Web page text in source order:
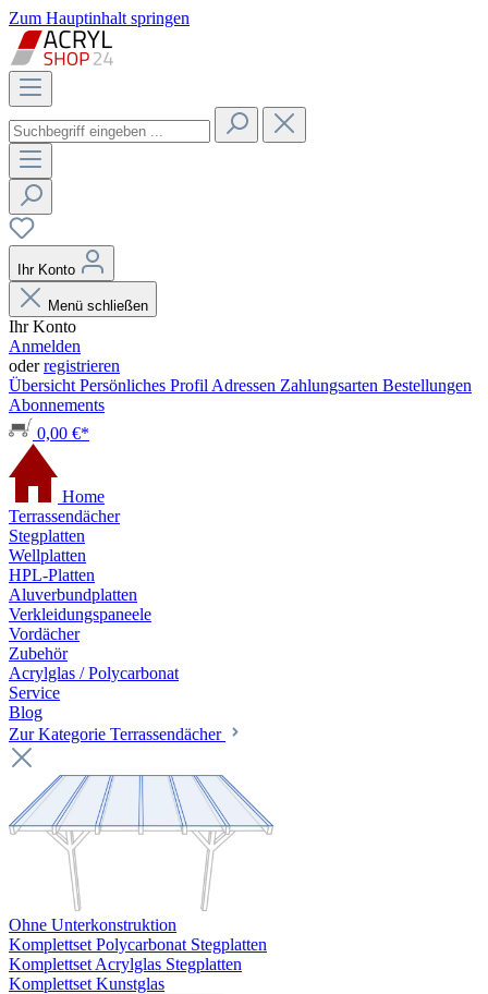
Zum Hauptinhalt springen
Ihr Konto
Menü schließen
Ihr Konto
Anmelden
oderregistrieren
Übersicht Persönliches Profil Adressen Zahlungsarten Bestellungen
Abonnements
0,00 €*
Home
Terrassendächer
Stegplatten
Wellplatten
HPL-Platten
Aluverbundplatten
Verkleidungspaneele
Vordächer
Zubehör
Acrylglas / Polycarbonat
Service
Blog
Zur Kategorie Terrassendächer
Ohne Unterkonstruktion
Komplettset Polycarbonat Stegplatten
Komplettset Acrylglas Stegplatten
Komplettset Kunstglas